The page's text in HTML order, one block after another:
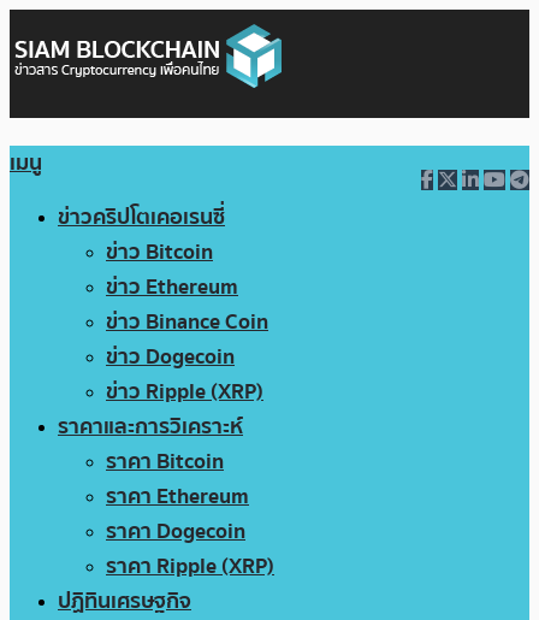
เมนู
ข่าวคริปโตเคอเรนซี่
ข่าว Bitcoin
ข่าว Ethereum
ข่าว Binance Coin
ข่าว Dogecoin
ข่าว Ripple (XRP)
ราคาและการวิเคราะห์
ราคา Bitcoin
ราคา Ethereum
ราคา Dogecoin
ราคา Ripple (XRP)
ปฏิทินเศรษฐกิจ